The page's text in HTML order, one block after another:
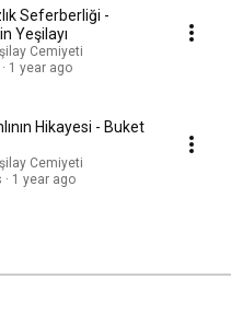
Seferberliği -
Yeşilayı
Cemiyeti
1 year ago
Hikayesi - Buket
Cemiyeti
1 year ago